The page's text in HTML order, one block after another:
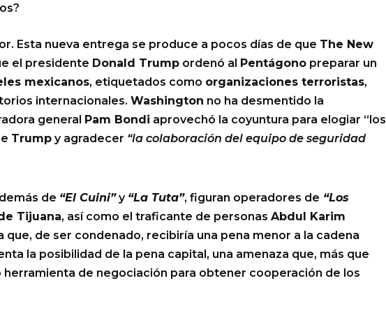
Esta nueva entrega se produce a pocos días de que The New
el presidente Donald Trump ordenó al Pentágono preparar un
mexicanos, etiquetados como organizaciones terroristas,
internacionales. Washington no ha desmentido la
general Pam Bondi aprovechó la coyuntura para elogiar “los
Trump y agradecer “la colaboración del equipo de seguridad
de “El Cuini”y “La Tuta”, figuran operadores de “Los
Tijuana, así como el traficante de personas Abdul Karim
que, de ser condenado, recibiría una pena menor a la cadena
la posibilidad de la pena capital, una amenaza que, más que
de negociación para obtener cooperación de los